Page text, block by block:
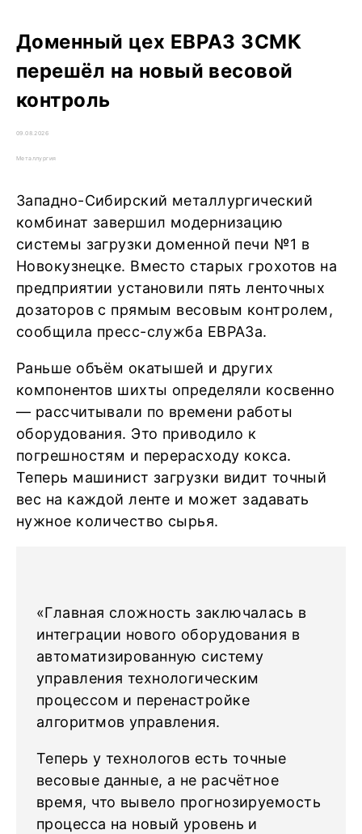
Доменный цех ЕВРАЗ ЗСМК
перешёл на новый весовой
контроль
09.08.2026
Металлургия
Западно-Сибирский металлургический
комбинат завершил модернизацию
системы загрузки доменной печи №1 в
Новокузнецке. Вместо старых грохотов на
предприятии установили пять ленточных
дозаторов с прямым весовым контролем,
сообщила пресс-служба ЕВРАЗа.
Раньше объём окатышей и других
компонентов шихты определяли косвенно
— рассчитывали по времени работы
оборудования. Это приводило к
погрешностям и перерасходу кокса.
Теперь машинист загрузки видит точный
вес на каждой ленте и может задавать
нужное количество сырья.
«Главная сложность заключалась в
интеграции нового оборудования в
автоматизированную систему
управления технологическим
процессом и перенастройке
алгоритмов управления.
Теперь у технологов есть точные
весовые данные, а не расчётное
время, что вывело прогнозируемость
процесса на новый уровень и